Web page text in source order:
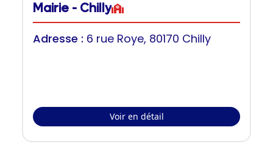
Mairie - Chilly
Adresse : 6 rue Roye, 80170 Chilly
Voir en détail